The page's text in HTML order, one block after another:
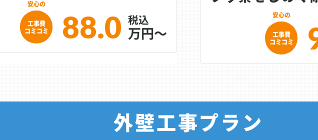
工事費
コミコミ
88.0 万円～
工事費
コミコミ
外壁工事プラン